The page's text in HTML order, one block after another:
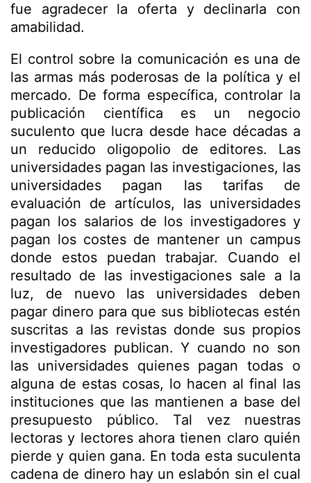
fue agradecer la oferta y declinarla con
amabilidad.
El control sobre la comunicación es una de
las armas más poderosas de la política y el
mercado. De forma específica, controlar la
publicación científica es un negocio
suculento que lucra desde hace décadas a
un reducido oligopolio de editores. Las
universidades pagan las investigaciones, las
universidades pagan las tarifas de
evaluación de artículos, las universidades
pagan los salarios de los investigadores y
pagan los costes de mantener un campus
donde estos puedan trabajar. Cuando el
resultado de las investigaciones sale a la
luz, de nuevo las universidades deben
pagar dinero para que sus bibliotecas estén
suscritas a las revistas donde sus propios
investigadores publican. Y cuando no son
las universidades quienes pagan todas o
alguna de estas cosas, lo hacen al final las
instituciones que las mantienen a base del
presupuesto público. Tal vez nuestras
lectoras y lectores ahora tienen claro quién
pierde y quien gana. En toda esta suculenta
cadena de dinero hay un eslabón sin el cual